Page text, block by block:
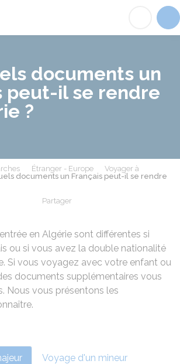
documents un
peut-il se rendre
?
Étranger - Europe
Voyager à
documents un Français peut-il se rendre
Partager
en Algérie sont différentes si
ou si vous avez la double nationalité
Si vous voyagez avec votre enfant ou
documents supplémentaires vous
Nous vous présentons les
Voyage d'un mineur